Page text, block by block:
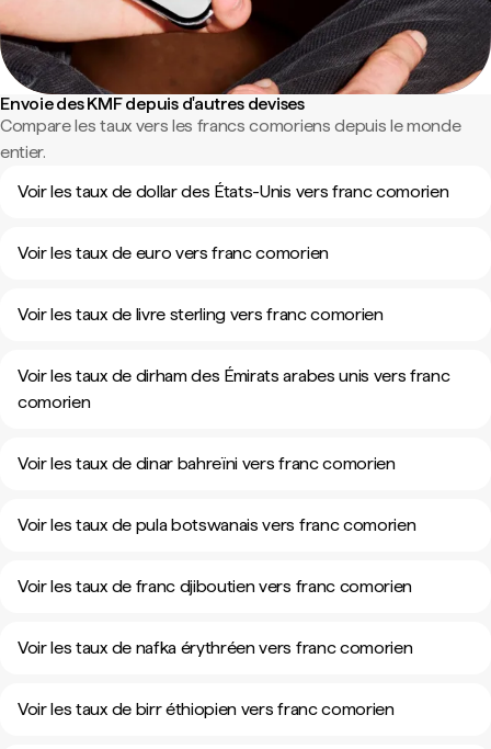
Envoie des KMF depuis d'autres devises
Compare les taux vers les francs comoriens depuis le monde
entier.
Voir les taux de dollar des États-Unis vers franc comorien
Voir les taux de euro vers franc comorien
Voir les taux de livre sterling vers franc comorien
Voir les taux de dirham des Émirats arabes unis vers franc
comorien
Voir les taux de dinar bahreïni vers franc comorien
Voir les taux de pula botswanais vers franc comorien
Voir les taux de franc djiboutien vers franc comorien
Voir les taux de nafka érythréen vers franc comorien
Voir les taux de birr éthiopien vers franc comorien